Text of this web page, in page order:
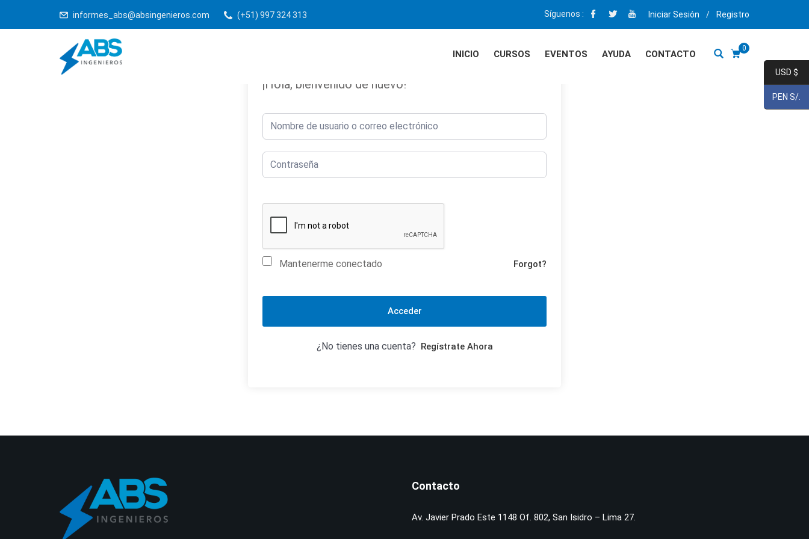
informes_abs@absingenieros.com (+51) 997 324 313 Síguenos : Iniciar Sesión / Registro
0
INICIO CURSOS EVENTOS AYUDA CONTACTO
¡Hola, bienvenido de nuevo!
Mantenerme conectado Forgot?
Acceder
¿No tienes una cuenta? Regístrate Ahora
Contacto
Av. Javier Prado Este 1148 Of. 802, San Isidro – Lima 27.
USD $
PEN S/.